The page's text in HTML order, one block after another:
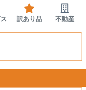
訳あり品 不動産